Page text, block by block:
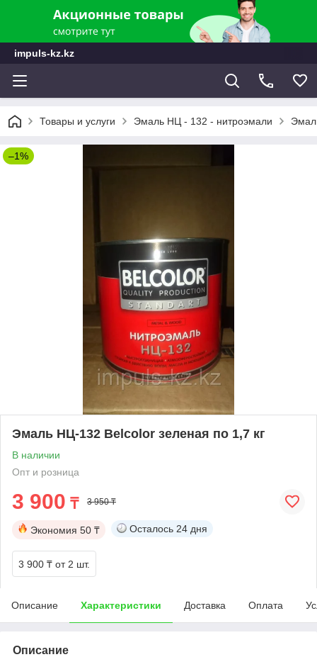
impuls-kz.kz
Товары и услуги Эмаль НЦ - 132 - нитроэмали
–1%
Эмаль НЦ-132 Belcolor зеленая по 1,7 кг
В наличии
Опт и розница
3 900 ₸ 3 950 ₸
Экономия 50 ₸ Осталось 24 дня
3 900 ₸ от 2 шт.
Описание Характеристики Доставка Оплата
Описание